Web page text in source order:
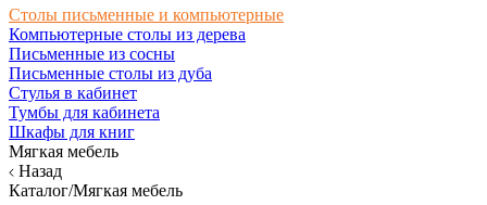
Столы письменные и компьютерные
Компьютерные столы из дерева
Письменные из сосны
Письменные столы из дуба
Стулья в кабинет
Тумбы для кабинета
Шкафы для книг
Мягкая мебель
Назад
Каталог/Мягкая мебель